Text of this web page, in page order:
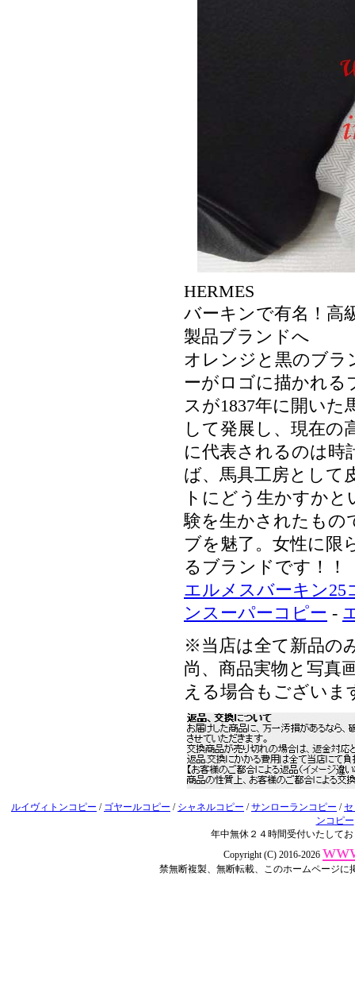
HERMES
バーキンで有名！高
製品ブランドへ
オレンジと黒のブラ
ーがロゴに描かれる
スが1837年に開い
して発展し、現在の
に代表されるのは時
ば、馬具工房として
トにどう生かすか
験を生かされたもの
ブを魅了。女性に限
るブランドです！！
エルメスバーキン25
ンスーパーコピー -
※当店は全て新品の
尚、商品実物と写真
える場合もございま
ルイヴィトンコピー / ゴヤールコピー / シャネルコピー /サンローランコピー /
ンコピー
年中無休２４時間受付いたして
Copyright (C) 2016-2026
禁無断複製、無断転載、このホームページ